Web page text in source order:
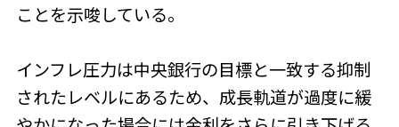
ことを示唆している。
インフレ圧力は中央銀行の目標と一致する抑制
されたレベルにあるため、成長軌道が過度に緩